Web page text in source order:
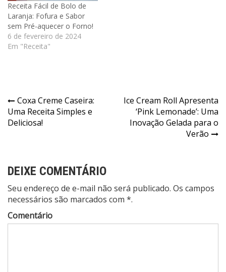
Receita Fácil de Bolo de
Laranja: Fofura e Sabor
sem Pré-aquecer o Forno!
6 de fevereiro de 2024
Em "Receita"
Navegação
de
Coxa Creme Caseira:
Uma Receita Simples e
Deliciosa!
Ice Cream Roll Apresenta
‘Pink Lemonade’: Uma
Inovação Gelada para o
Verão
DEIXE COMENTÁRIO
Seu endereço de e-mail não será publicado. Os campos
necessários são marcados com *.
Comentário